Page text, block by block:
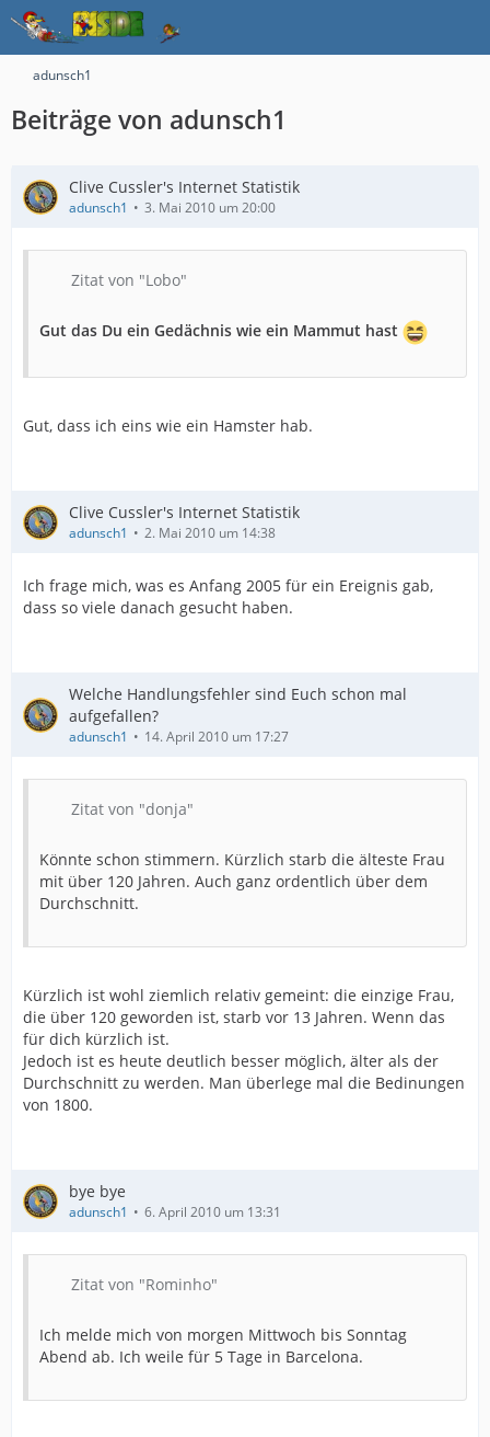
adunsch1
Beiträge von adunsch1
Clive Cussler's Internet Statistik
adunsch1 3. Mai 2010 um 20:00
Zitat von "Lobo"
Gut das Du ein Gedächnis wie ein Mammut hast
Gut, dass ich eins wie ein Hamster hab.
Clive Cussler's Internet Statistik
adunsch1 2. Mai 2010 um 14:38
Ich frage mich, was es Anfang 2005 für ein Ereignis gab,
dass so viele danach gesucht haben.
Welche Handlungsfehler sind Euch schon mal
aufgefallen?
adunsch1 14. April 2010 um 17:27
Zitat von "donja"
Könnte schon stimmern. Kürzlich starb die älteste Frau
mit über 120 Jahren. Auch ganz ordentlich über dem
Durchschnitt.
Kürzlich ist wohl ziemlich relativ gemeint: die einzige Frau,
die über 120 geworden ist, starb vor 13 Jahren. Wenn das
für dich kürzlich ist.
Jedoch ist es heute deutlich besser möglich, älter als der
Durchschnitt zu werden. Man überlege mal die Bedinungen
von 1800.
bye bye
adunsch1 6. April 2010 um 13:31
Zitat von "Rominho"
Ich melde mich von morgen Mittwoch bis Sonntag
Abend ab. Ich weile für 5 Tage in Barcelona.